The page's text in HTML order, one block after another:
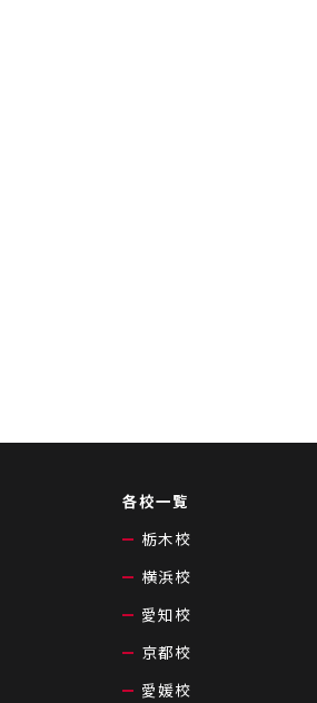
各校一覧
栃木校
横浜校
愛知校
京都校
愛媛校